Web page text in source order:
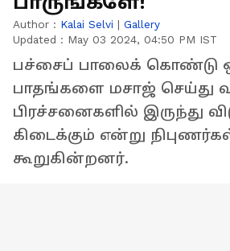
Author : Kalai Selvi | Gallery
Updated : May 03 2024, 04:50 PM IST
பச்சைப் பாலைக் கொண்டு
பாதங்களை மசாஜ் செய்து
பிரச்சனைகளில் இருந்து
கிடைக்கும் என்று
கூறுகின்றனர்.